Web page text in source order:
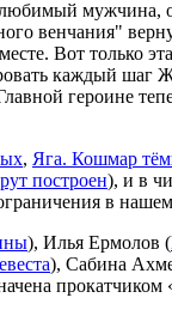
мужчина,
венчания"
Вот только
каждый
героине
, Яга. Кошмар
построен), и в
в
), Илья Ермолов (
), Сабина